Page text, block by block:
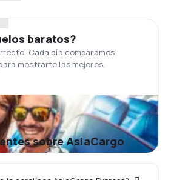
baratos?
Cada día comparamos
mostrarte las mejores.
sobre AsiaCargo